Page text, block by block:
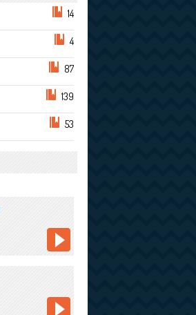
14
4
87
139
53